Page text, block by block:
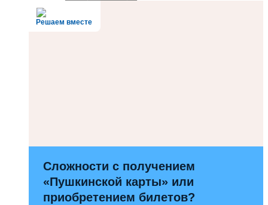
Решаем вместе
Сложности с получением
«Пушкинской карты» или
приобретением билетов?